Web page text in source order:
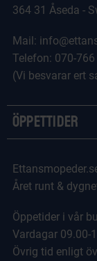
364 31 Åseda -
Mail:
Telefon: 070-
(Vi besvarar ert
Öppettider
Året runt &
Öppetider i vår
Vardagar 09.00-
Övrig tid enligt